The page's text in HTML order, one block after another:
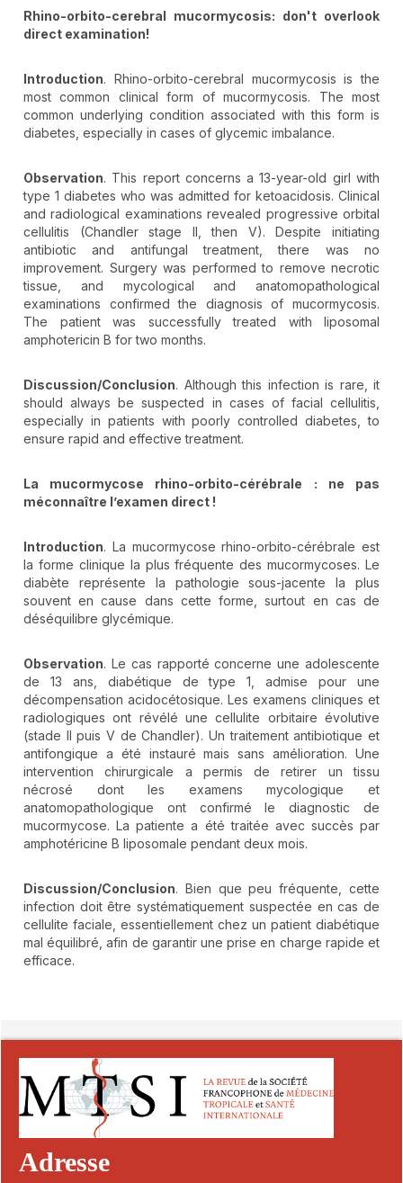
Rhino-orbito-cerebral mucormycosis: don't overlook
direct examination!
Introduction. Rhino-orbito-cerebral mucormycosis is the
most common clinical form of mucormycosis. The most
common underlying condition associated with this form is
diabetes, especially in cases of glycemic imbalance.
Observation. This report concerns a 13-year-old girl with
type 1 diabetes who was admitted for ketoacidosis. Clinical
and radiological examinations revealed progressive orbital
cellulitis (Chandler stage II, then V). Despite initiating
antibiotic and antifungal treatment, there was no
improvement. Surgery was performed to remove necrotic
tissue, and mycological and anatomopathological
examinations confirmed the diagnosis of mucormycosis.
The patient was successfully treated with liposomal
amphotericin B for two months.
Discussion/Conclusion. Although this infection is rare, it
should always be suspected in cases of facial cellulitis,
especially in patients with poorly controlled diabetes, to
ensure rapid and effective treatment.
La mucormycose rhino-orbito-cérébrale : ne pas
méconnaître l’examen direct !
Introduction. La mucormycose rhino-orbito-cérébrale est
la forme clinique la plus fréquente des mucormycoses. Le
diabète représente la pathologie sous-jacente la plus
souvent en cause dans cette forme, surtout en cas de
déséquilibre glycémique.
Observation. Le cas rapporté concerne une adolescente
de 13 ans, diabétique de type 1, admise pour une
décompensation acidocétosique. Les examens cliniques et
radiologiques ont révélé une cellulite orbitaire évolutive
(stade II puis V de Chandler). Un traitement antibiotique et
antifongique a été instauré mais sans amélioration. Une
intervention chirurgicale a permis de retirer un tissu
nécrosé dont les examens mycologique et
anatomopathologique ont confirmé le diagnostic de
mucormycose. La patiente a été traitée avec succès par
amphotéricine B liposomale pendant deux mois.
Discussion/Conclusion. Bien que peu fréquente, cette
infection doit être systématiquement suspectée en cas de
cellulite faciale, essentiellement chez un patient diabétique
mal équilibré, afin de garantir une prise en charge rapide et
efficace.
Adresse